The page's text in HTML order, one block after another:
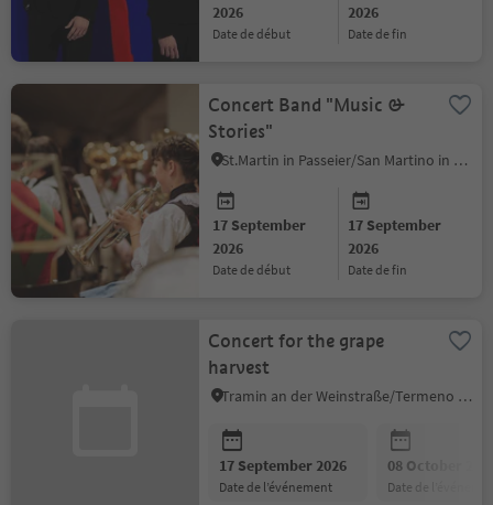
2026
date de début
2026
date de fin
Concert Band "Music &
Stories"
St.Martin in Passeier/San Martino in Passiria, Meran/Merano and environs
17 September
2026
date de début
17 September
2026
date de fin
Concert for the grape
harvest
Tramin an der Weinstraße/Termeno sulla Strada del Vino, Alto Adige Wine Road
17 September 2026
date de l’événement
08 October
date de